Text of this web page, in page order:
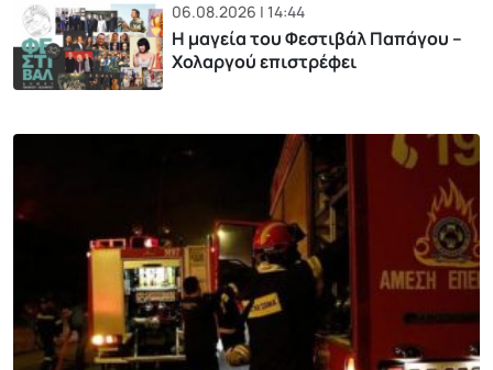
06.08.2026 | 14:44
Η μαγεία του Φεστιβάλ Παπάγου –
Χολαργού επιστρέφει